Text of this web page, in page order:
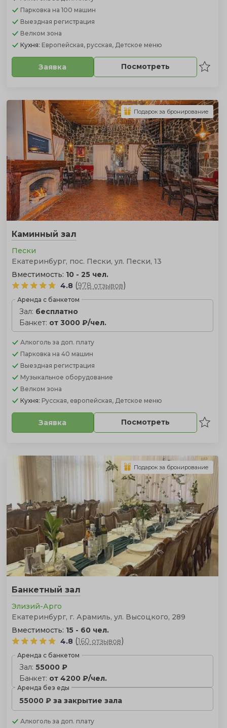
Парковка на 100 машин
Выездная регистрация
Велком зона
Кухня: Европейская, русская, Детское меню
Заявка Посмотреть
Каминный зал
Пески
Екатеринбург, пос. Пески, ул. Пески, 13
Вместимость: 10 - 25 чел.
4.8 (978 отзывов)
Аренда с банкетом
Зал: бесплатно
Банкет: от 3000 ₽/чел.
Алкоголь за доп. плату
Парковка на 40 машин
Выездная регистрация
Музыкальное оборудование
Велком зона
Кухня: Русская, европейская, Детское меню
Заявка Посмотреть
Подарок за бронирование
Банкетный зал
Элизий-Арго
Екатеринбург, г. Арамиль, ул. Высоцкого, 289
Вместимость: 15 - 60 чел.
4.8 (160 отзывов)
Аренда с банкетом
Зал: 55000 ₽
Банкет: от 4200 ₽/чел.
Аренда без еды
55000 ₽ за закрытие зала
Алкоголь за доп. плату
Подарок за бронирование